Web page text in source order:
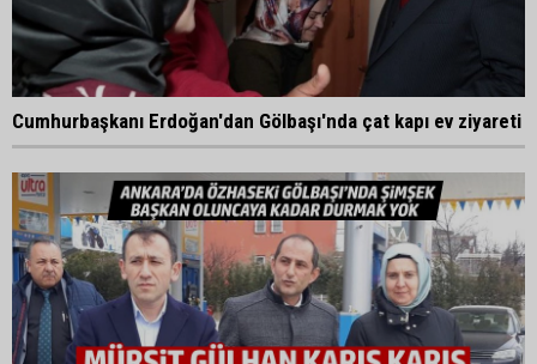
Cumhurbaşkanı Erdoğan'dan Gölbaşı'nda çat kapı ev ziyareti